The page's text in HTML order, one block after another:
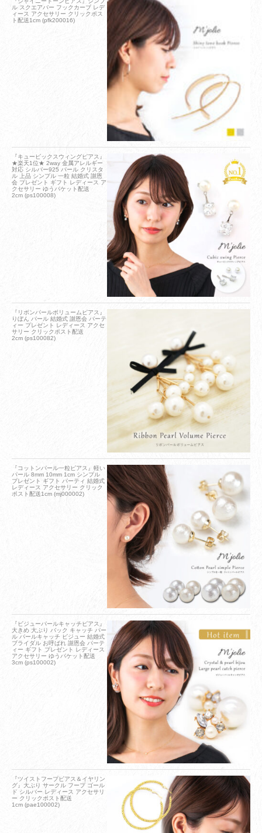
ル スクエアバー フックカーブ レデ
ィース アクセサリー クリックポス
ト配送1cm (pfk200016)
『キュービックスウィングピアス』
★楽天1位★ 2way 金属アレルギー
対応 シルバー925 パール クリスタ
ル 上品 シンプル 一粒 結婚式 謝恩
会 プレゼント ギフト レディース ア
クセサリー ゆうパケット配送
2cm (ps100008)
『リボンパールボリュームピアス』
りぼん パール 結婚式 謝恩会 パーテ
ィー プレゼント レディース アクセ
サリー クリックポスト配送
2cm (ps100082)
『コットンパール一粒ピアス』軽い
パール 8mm 10mm 1cm シンプル
プレゼント ギフト パーティ 結婚式
レディース アクセサリー クリック
ポスト配送1cm (mj000002)
『ビジューパールキャッチピアス』
大きめ 大ぶり バック キャッチ パー
ル パールキャッチ ビジュー 結婚式
ブライダル お呼ばれ 謝恩会 パーテ
ィー ギフト プレゼント レディース
アクセサリー ゆうパケット配送
3cm (ps100002)
『ツイストフープピアス＆イヤリン
グ』大ぶり サークル フープ ゴール
ド シルバー レディース アクセサリ
ー クリックポスト配送
1cm (pae100002)